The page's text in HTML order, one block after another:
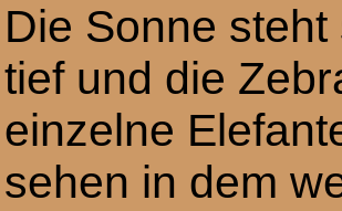
Die Sonne
tief und die
einzelne
sehen in dem